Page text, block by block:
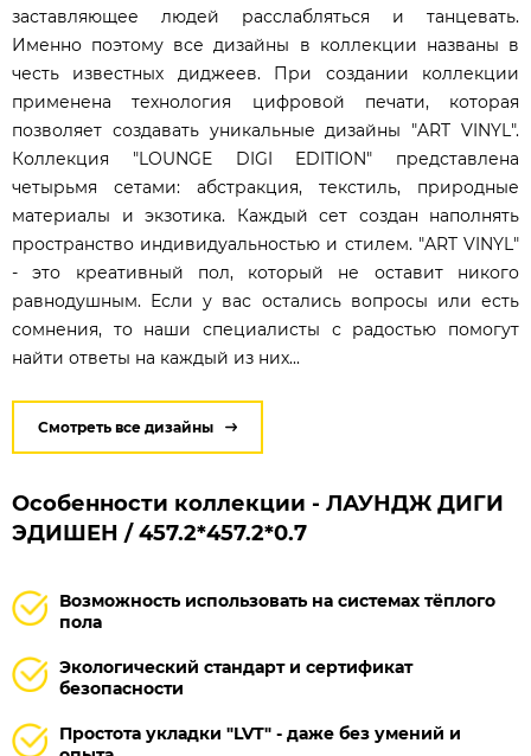
заставляющее людей расслабляться и танцевать.
Именно поэтому все дизайны в коллекции названы в
честь известных диджеев. При создании коллекции
применена технология цифровой печати, которая
позволяет создавать уникальные дизайны "ART VINYL".
Коллекция "LOUNGE DIGI EDITION" представлена
четырьмя сетами: абстракция, текстиль, природные
материалы и экзотика. Каждый сет создан наполнять
пространство индивидуальностью и стилем. "ART VINYL"
- это креативный пол, который не оставит никого
равнодушным. Если у вас остались вопросы или есть
сомнения, то наши специалисты с радостью помогут
найти ответы на каждый из них...
Смотреть все дизайны
Особенности коллекции - ЛАУНДЖ ДИГИ
ЭДИШЕН / 457.2*457.2*0.7
Возможность использовать на системах тёплого
пола
Экологический стандарт и сертификат
безопасности
Простота укладки "LVT" - даже без умений и